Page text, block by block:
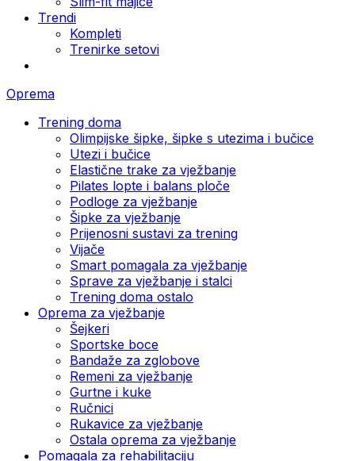
Trendi
Kompleti
Trenirke setovi
Oprema
Trening doma
Olimpijske šipke, šipke s utezima i bučice
Utezi i bučice
Elastične trake za vježbanje
Pilates lopte i balans ploče
Podloge za vježbanje
Šipke za vježbanje
Prijenosni sustavi za trening
Vijače
Smart pomagala za vježbanje
Sprave za vježbanje i stalci
Trening doma ostalo
Oprema za vježbanje
Šejkeri
Sportske boce
Bandaže za zglobove
Remeni za vježbanje
Gurtne i kuke
Ručnici
Rukavice za vježbanje
Ostala oprema za vježbanje
Pomagala za rehabilitaciju